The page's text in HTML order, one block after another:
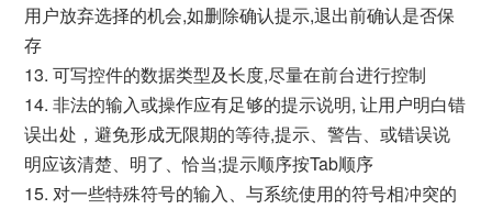
用户放弃选择的机会,如删除确认提示,退出前确认是否保
存
13. 可写控件的数据类型及长度,尽量在前台进行控制
14. 非法的输入或操作应有足够的提示说明, 让用户明白错
误出处，避免形成无限期的等待,提示、警告、或错误说
明应该清楚、明了、恰当;提示顺序按Tab顺序
15. 对一些特殊符号的输入、与系统使用的符号相冲突的